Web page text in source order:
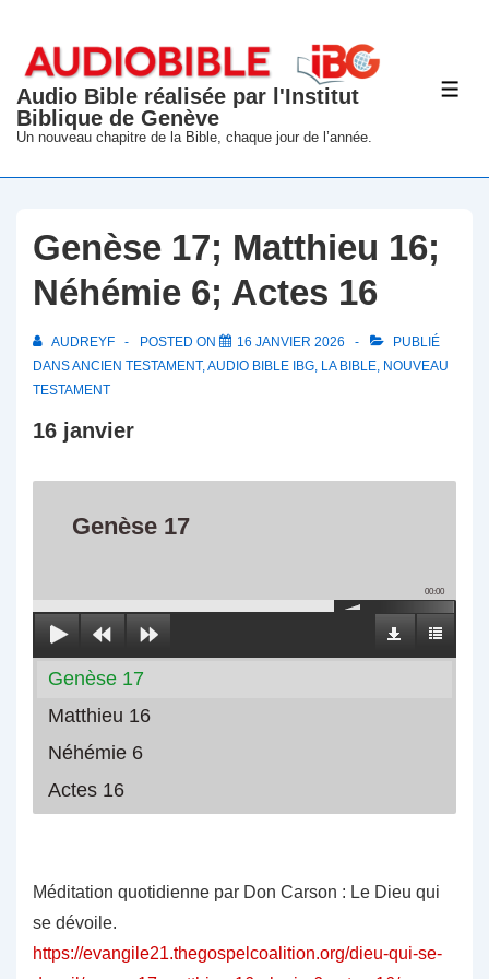
passer
contenu
principal
Audio Bible réalisée par l'Institut
Biblique de Genève
Un nouveau chapitre de la Bible, chaque jour de l’année.
Genèse 17; Matthieu 16;
Néhémie 6; Actes 16
AUDREYF POSTED ON 16 JANVIER 2026
PUBLIÉ
DANSANCIEN TESTAMENT,AUDIO BIBLE IBG, LA BIBLE, NOUVEAU
TESTAMENT
16 janvier
Genèse 17
00:00
Genèse 17
Matthieu 16
Néhémie 6
Actes 16
Méditation quotidienne par Don Carson : Le Dieu qui
se dévoile.
https://evangile21.thegospelcoalition.org/dieu-qui-se-